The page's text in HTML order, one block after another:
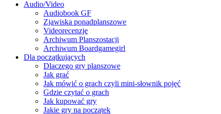
Audio/Video
Audiobook GF
Zjawiska ponadplanszowe
Videorecenzje
Archiwum Planszostacji
Archiwum Boardgamegirl
Dla początkujących
Dlaczego gry planszowe
Jak grać
Jak mówić o grach czyli mini-słownik pojęć
Gdzie czytać o grach
Jak kupować gry
Jakie gry na początek